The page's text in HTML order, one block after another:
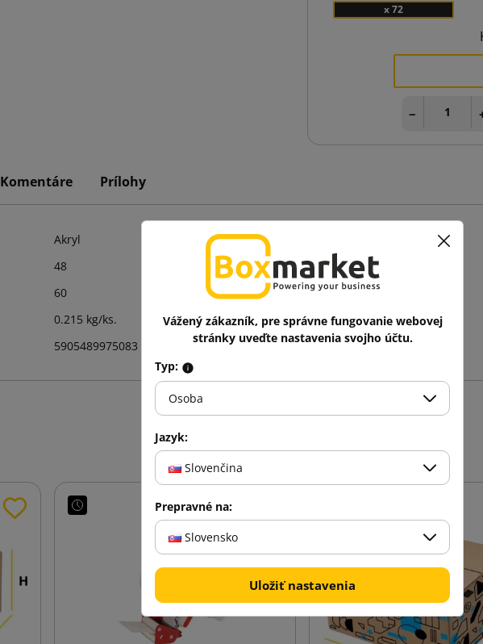
x 72
−
Komentáre Prílohy
Akryl
48
60
0.215 kg/ks.
5905489975083
Mohlo by vás zaujať aj
Vážený zákazník, pre správne fungovanie webovej
stránky uveďte nastavenia svojho účtu.
Typ:
Osoba
Jazyk:
Slovenčina
Prepravné na:
Slovensko
Uložiť nastavenia